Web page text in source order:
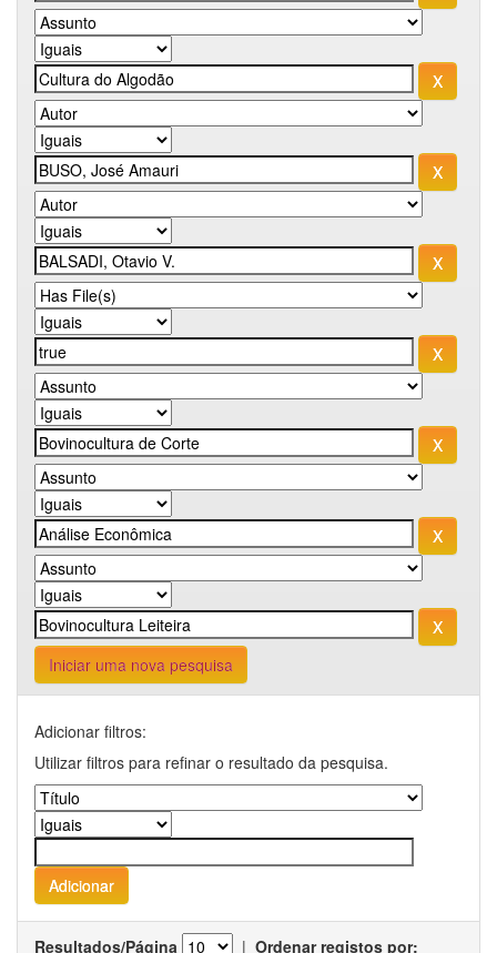
Iniciar uma nova pesquisa
Adicionar filtros:
Utilizar filtros para refinar o resultado da pesquisa.
Resultados/Página | Ordenar registos por: